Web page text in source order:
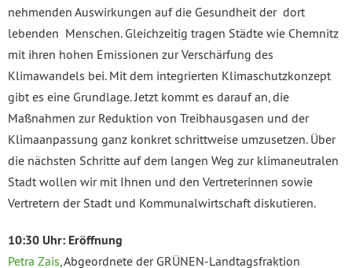
nehmenden Auswirkungen auf die Gesundheit der dort
lebenden Menschen. Gleichzeitig tragen Städte wie Chemnitz
mit ihren hohen Emissionen zur Verschärfung des
Klimawandels bei. Mit dem integrierten Klimaschutzkonzept
gibt es eine Grundlage. Jetzt kommt es darauf an, die
Maßnahmen zur Reduktion von Treibhausgasen und der
Klimaanpassung ganz konkret schrittweise umzusetzen. Über
die nächsten Schritte auf dem langen Weg zur klimaneutralen
Stadt wollen wir mit Ihnen und den Vertreterinnen sowie
Vertretern der Stadt und Kommunalwirtschaft diskutieren.
10:30 Uhr: Eröffnung
Petra Zais, Abgeordnete der GRÜNEN-Landtagsfraktion